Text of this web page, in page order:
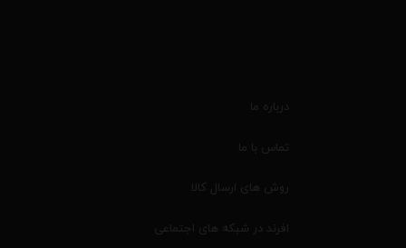
درباره ما
تماس با ما
روش های ارسال کالا
افرند در شبکه های اجتماعی